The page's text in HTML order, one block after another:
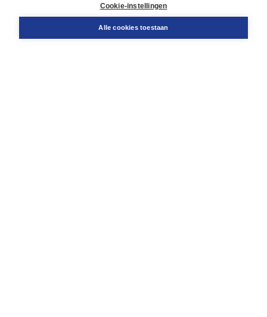
Cookie-instellingen
Alle cookies toestaan